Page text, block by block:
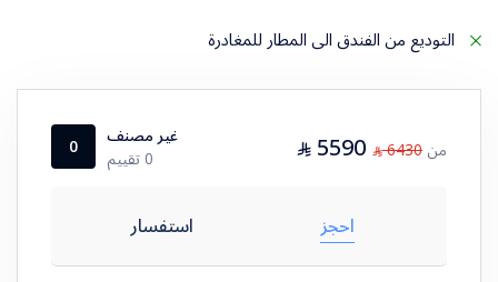
التوديع من الفندق الى المطار للمغادرة
من 6430
⃁
5590
⃁
غير مصنف
0 تقييم
0
احجز استفسار